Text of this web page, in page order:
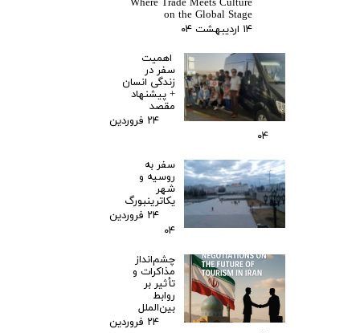
Where Trade Meets Culture
on the Global Stage
۱۴ اردیبهشت ۰۴
اهمیت
سفر در
زندگی انسان
+ پیشنهاد
مقصد
۲۴ فروردین
۰۴
سفر به
روسیه و
شهر
یکاترینبورگ
۲۴ فروردین
۰۴
چشم‌انداز
مذاکرات و
تأثیر بر
روابط
بین‌الملل
۲۴ فروردین